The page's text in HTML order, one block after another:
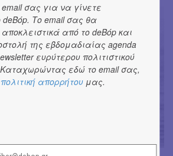
σας για να γίνετε
deBόp. Το email σας θα
αποκλειστικά από το deBόp και
της εβδομαδιαίας agenda
ευρύτερου πολιτιστικού
εδώ το email σας,
πολιτική απορρήτου μας.